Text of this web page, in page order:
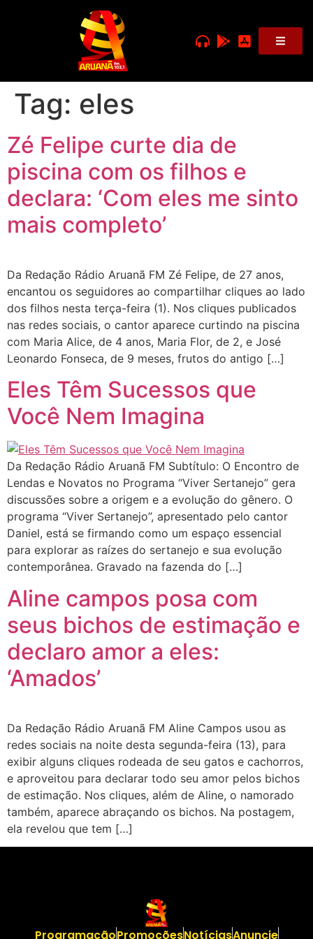
Tag: eles
Zé Felipe curte dia de
piscina com os filhos e
declara: ‘Com eles me sinto
mais completo’
Da Redação Rádio Aruanã FM Zé Felipe, de 27 anos,
encantou os seguidores ao compartilhar cliques ao lado
dos filhos nesta terça-feira (1). Nos cliques publicados
nas redes sociais, o cantor aparece curtindo na piscina
com Maria Alice, de 4 anos, Maria Flor, de 2, e José
Leonardo Fonseca, de 9 meses, frutos do antigo […]
Eles Têm Sucessos que
Você Nem Imagina
Da Redação Rádio Aruanã FM Subtítulo: O Encontro de
Lendas e Novatos no Programa “Viver Sertanejo” gera
discussões sobre a origem e a evolução do gênero. O
programa “Viver Sertanejo”, apresentado pelo cantor
Daniel, está se firmando como um espaço essencial
para explorar as raízes do sertanejo e sua evolução
contemporânea. Gravado na fazenda do […]
Aline campos posa com
seus bichos de estimação e
declaro amor a eles:
‘Amados’
Da Redação Rádio Aruanã FM Aline Campos usou as
redes sociais na noite desta segunda-feira (13), para
exibir alguns cliques rodeada de seu gatos e cachorros,
e aproveitou para declarar todo seu amor pelos bichos
de estimação. Nos cliques, além de Aline, o namorado
também, aparece abraçando os bichos. Na postagem,
ela revelou que tem […]
ProgramaçãoPromoçõesNotíciasAnuncie